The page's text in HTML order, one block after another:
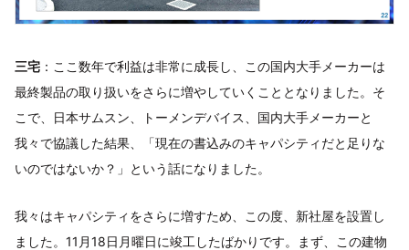
三宅 ：ここ数年で利益は非常に成長し、この国内大手メーカーは
最終製品の取り扱いをさらに増やしていくこととなりました。そ
こで、日本サムスン、トーメンデバイス、国内大手メーカーと
我々で協議した結果、「現在の書込みのキャパシティだと足りな
いのではないか？」という話になりました。
我々はキャパシティをさらに増すため、この度、新社屋を設置し
ました。11月18日月曜日に竣工したばかりです。まず、この建物